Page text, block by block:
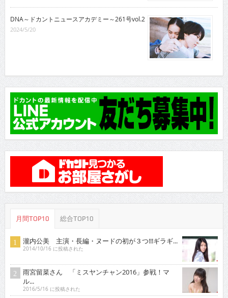
DNA～ドカントニュースアカデミー～261号vol.2
2024/5/20
月間TOP10 総合TOP10
瀧内公美 主演・長編・ヌードの初が３つ!!!ギラギ...
2014/10/16 に投稿された
雨宮留菜さん 「ミスヤンチャン2016」参戦！マ
ル...
2016/5/16 に投稿された